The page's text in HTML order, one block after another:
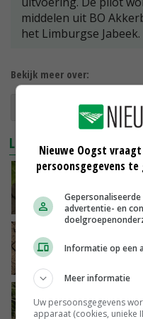
middelen uit BO
het Limburgse Jabeek.
Bekijk meer over:
droogteresistentie
LEES OOK
05-10-2021
via DNA
Nieuwe Oogst
persoonsgegevens
advertentie- en
Informatie op een
Meer informatie
Uw persoonsgegevens
apparaat (cookies, unieke